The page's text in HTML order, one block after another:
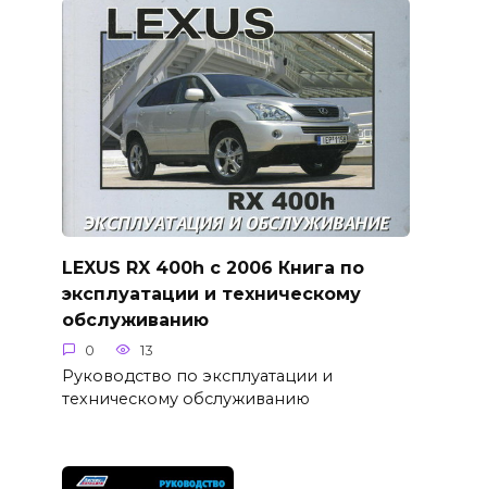
LEXUS RX 400h с 2006 Книга по
эксплуатации и техническому
обслуживанию
0 13
Руководство по эксплуатации и
техническому обслуживанию